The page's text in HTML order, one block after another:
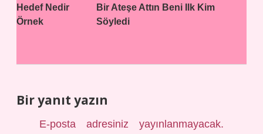
Hedef Nedir
Örnek
Bir Ateşe Attın Beni Ilk Kim
Söyledi
Bir yanıt yazın
E-posta adresiniz yayınlanmayacak.